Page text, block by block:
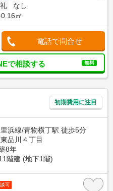
礼
なし
㎡
電話で問合せ
で相談する 無料
初期費用に注目
浜線/青物横丁駅 徒歩5分
品川４丁目
8年
階建 (地下1階)
可